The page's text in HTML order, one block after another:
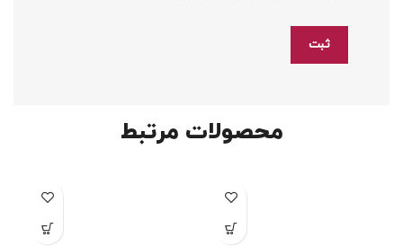
محصولات مرتبط